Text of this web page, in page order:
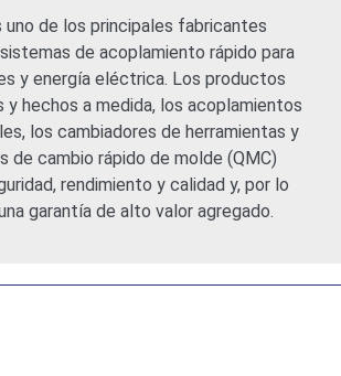
uno de los principales fabricantes
de acoplamiento rápido para
y energía eléctrica. Los productos
y hechos a medida, los acoplamientos
los cambiadores de herramientas y
de cambio rápido de molde (QMC)
rendimiento y calidad y, por lo
garantía de alto valor agregado.